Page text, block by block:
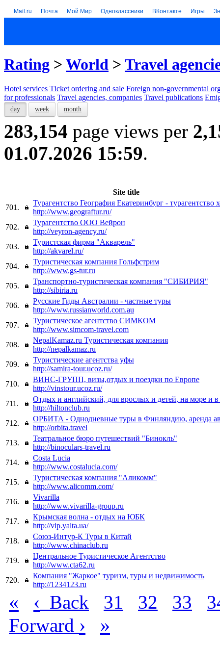
Mail.ru Почта Мой Мир Одноклассники ВКонтакте Игры
Rating > World > Travel
Hotel services Тicket ordering and sale Foreign non-governmental
for professionals Travel agencies, companies Travel publications
day week month
283,154 page views per
01.07.2026 15:59.
Site title
701.
Турагентство География Екатеринбург - турагентство
http://www.geograftur.ru/
702.
Турагентство ООО Вейрон
http://veyron-agency.ru/
703.
Туристская фирма "Акварель"
http://akvarel.ru/
704.
Туристическая компания Гольфстрим
http://www.gs-tur.ru
705.
Транспортно-туристическая компания "СИБИРИЯ"
http://sibiria.ru
706.
Русские Гиды Австралии - частные туры
http://www.russianworld.com.au
707.
Туристическое агентство СИМКОМ
http://www.simcom-travel.com
708.
NepalKamaz.ru Туристическая компания
http://nepalkamaz.ru
709.
Туристические агентства уфы
http://samira-tour.ucoz.ru/
710.
ВИНС-ГРУПП, визы,отдых и поездки по Европе
http://vinstour.ucoz.ru/
711.
Отдых и английский, для врослых и детей, на море и
http://hiltonclub.ru
712.
ОРБИТА - Однодневные туры в Финляндию, аренда
http://orbita.travel
713.
Театральное бюро путешествий "Бинокль"
http://binoculars-travel.ru
714.
Сosta Lucia
http://www.costalucia.com/
715.
Туристическая компания "Аликомм"
http://www.alicomm.com/
716.
Vivarilla
http://www.vivarilla-group.ru
717.
Крымская волна - отдых на ЮБК
http://vip.yalta.ua/
718.
Союз-Интур-К Туры в Китай
http://www.chinaclub.ru
719.
Центральное Туристическое Агентство
http://www.cta62.ru
720.
Компания "Жаркое" туризм, туры и недвижимость
http://1234123.ru
« ‹ Back 31 32 33
Forward › »